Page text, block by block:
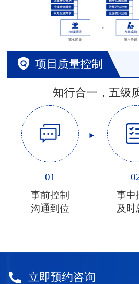
项目质量控制
知行合一，五级
01
事前控制
沟通到位
事中
及时
立即预约咨询